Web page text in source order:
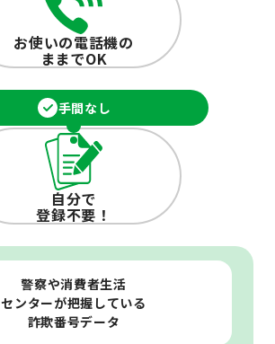
お使いの電話機の
ままでOK
手間なし
自分で
登録不要！
警察や消費者生活
センターが把握している
詐欺番号データ